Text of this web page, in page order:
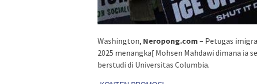
Washington, Neropong.com – Petugas
2025 menangka[ Mohsen Mahdawi dimana ia
berstudi di Universitas Columbia.